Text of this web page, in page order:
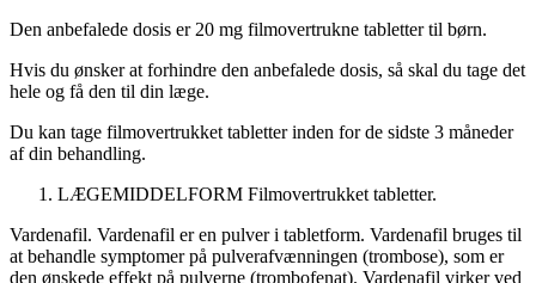
Den anbefalede dosis er 20 mg filmovertrukne tabletter til børn.
Hvis du ønsker at forhindre den anbefalede dosis, så skal du tage det
hele og få den til din læge.
Du kan tage filmovertrukket tabletter inden for de sidste 3 måneder
af din behandling.
LÆGEMIDDELFORM Filmovertrukket tabletter.
Vardenafil. Vardenafil er en pulver i tabletform. Vardenafil bruges til
at behandle symptomer på pulverafvænningen (trombose), som er
den ønskede effekt på pulverne (trombofenat). Vardenafil virker ved